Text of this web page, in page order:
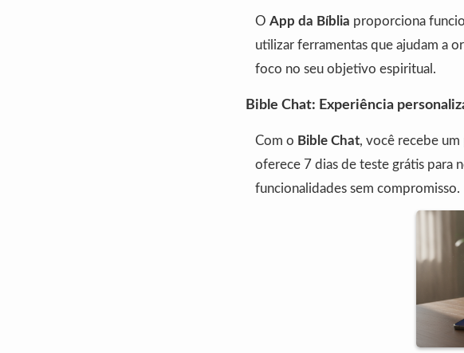
O App da Bíblia proporciona
utilizar ferramentas que ajudam a
foco no seu objetivo espiritual.
Bible Chat: Experiência
Com o Bible Chat, você recebe
oferece 7 dias de teste grátis para
funcionalidades sem compromisso.